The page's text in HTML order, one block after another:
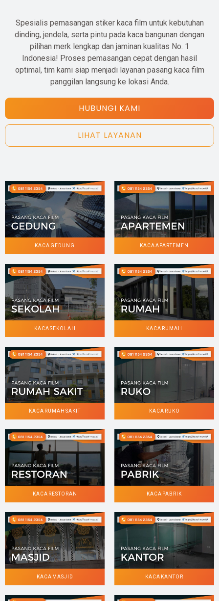
Spesialis pemasangan stiker kaca film untuk kebutuhan
dinding, jendela, serta pintu pada kaca bangunan dengan
pilihan merk lengkap dan jaminan kualitas No. 1
Indonesia! Proses pemasangan cepat dengan hasil
optimal, tim kami siap menjadi layanan pasang kaca film
panggilan langsung ke lokasi Anda.
HUBUNGI KAMI
LIHAT LAYANAN
KACA GEDUNG KACA APARTEMEN
KACA SEKOLAH KACA RUMAH
KACA RUMAH SAKIT KACA RUKO
KACA RESTORAN KACA PABRIK
KACA MASJID KACA KANTOR